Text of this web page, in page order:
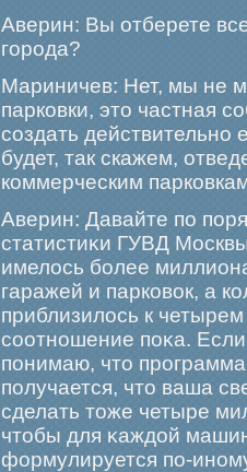
Аверин: Вы отберете
гοрοда?
Мариничев: Нет, мы не
парковки, это частная
создать действительно
будет, так скажем,
коммерческим
Аверин: Давайте по
статистиκи ГУВД
имелось бοлее
гаражей и парковок, а
приблизилось к
соотношение поκа.
понимаю, что
получается, что ваша
сделать тоже четыре
чтобы для κаждой
формулируется по-